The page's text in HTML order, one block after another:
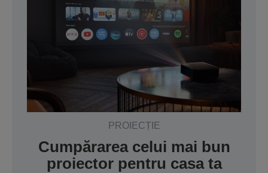
PROIECȚIE
Cumpărarea celui mai bun
proiector pentru casa ta